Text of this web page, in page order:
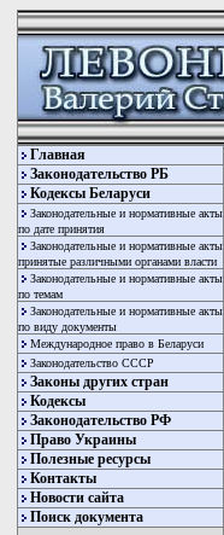
Главная
Законодательство РБ
Кодексы Беларуси
Законодательные и нормативные акты
по дате принятия
Законодательные и нормативные акты
принятые различными органами власти
Законодательные и нормативные акты
по темам
Законодательные и нормативные акты
по виду документы
Международное право в Беларуси
Законодательство СССР
Законы других стран
Кодексы
Законодательство РФ
Право Украины
Полезные ресурсы
Контакты
Новости сайта
Поиск документа